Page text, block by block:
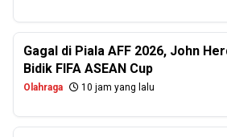
Gagal di Piala AFF 2026, John
Bidik FIFA ASEAN Cup
Olahraga 10 jam yang lalu